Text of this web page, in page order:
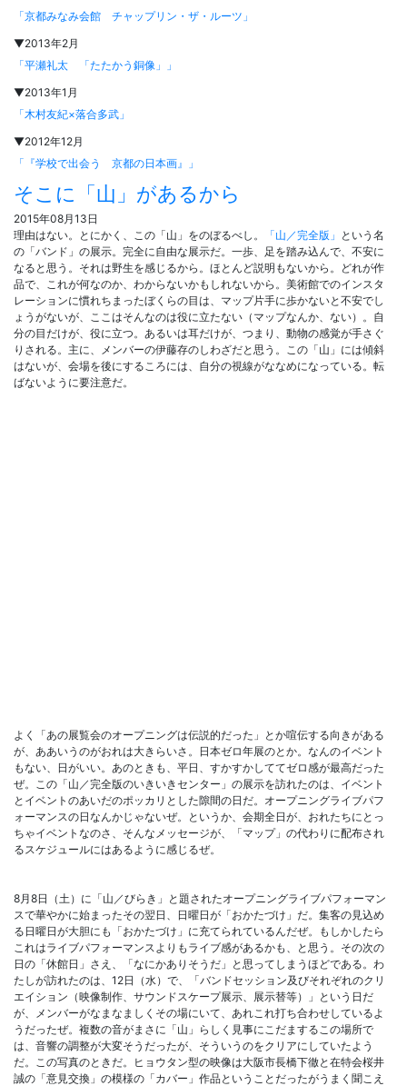
「京都みなみ会館 チャップリン・ザ・ルーツ」
▼2013年2月
「平瀬礼太 「たたかう銅像」」
▼2013年1月
「木村友紀×落合多武」
▼2012年12月
「『学校で出会う 京都の日本画』」
そこに「山」があるから
2015年08月13日
理由はない。とにかく、この「山」をのぼるべし。
「山／完全版」 という名
の「バンド」の展示。完全に自由な展示だ。一歩、足を踏み込んで、不安に
なると思う。それは野生を感じるから。ほとんど説明もないから。どれが作
品で、これが何なのか、わからないかもしれないから。美術館でのインスタ
レーションに慣れちまったぼくらの目は、マップ片手に歩かないと不安でし
ょうがないが、ここはそんなのは役に立たない（マップなんか、ない）。自
分の目だけが、役に立つ。あるいは耳だけが、つまり、動物の感覚が手さぐ
りされる。主に、メンバーの伊藤存のしわざだと思う。この「山」には傾斜
はないが、会場を後にするころには、自分の視線がななめになっている。転
ばないように要注意だ。
よく「あの展覧会のオープニングは伝説的だった」とか喧伝する向きがある
が、ああいうのがおれは大きらいさ。日本ゼロ年展のとか。なんのイベント
もない、日がいい。あのときも、平日、すかすかしててゼロ感が最高だった
ぜ。この「山／完全版のいきいきセンター」の展示を訪れたのは、イベント
とイベントのあいだのポッカリとした隙間の日だ。オープニングライブパフ
ォーマンスの日なんかじゃないぜ。というか、会期全日が、おれたちにとっ
ちゃイベントなのさ、そんなメッセージが、「マップ」の代わりに配布され
るスケジュールにはあるように感じるぜ。
8月8日（土）に「山／びらき」と題されたオープニングライブパフォーマン
スで華やかに始まったその翌日、日曜日が「おかたづけ」だ。集客の見込め
る日曜日が大胆にも「おかたづけ」に充てられているんだぜ。もしかしたら
これはライブパフォーマンスよりもライブ感があるかも、と思う。その次の
日の「休館日」さえ、「なにかありそうだ」と思ってしまうほどである。わ
たしが訪れたのは、12日（水）で、「バンドセッション及びそれぞれのクリ
エイション（映像制作、サウンドスケープ展示、展示替等）」という日だ
が、メンバーがなまなましくその場にいて、あれこれ打ち合わせしているよ
うだったぜ。複数の音がまさに「山」らしく見事にこだまするこの場所で
は、音響の調整が大変そうだったが、そういうのをクリアにしていたよう
だ。この写真のときだ。ヒョウタン型の映像は大阪市長橋下徹と在特会桜井
誠の「意見交換」の模様の「カバー」作品ということだったがうまく聞こえ